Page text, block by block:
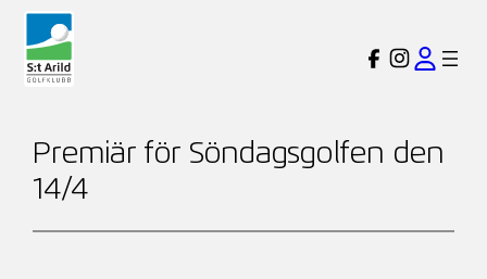
innehåll
Premiär för Söndagsgolfen den
14/4